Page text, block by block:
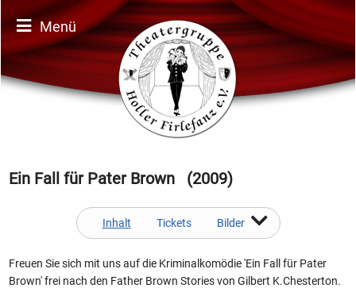
Menü
Ein Fall für Pater Brown (2009)
Inhalt Tickets Bilder
Freuen Sie sich mit uns auf die Kriminalkomödie 'Ein Fall für Pater
Brown' frei nach den Father Brown Stories von Gilbert K.Chesterton.